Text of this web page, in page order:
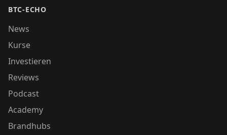
BTC-ECHO
News
Kurse
Investieren
Reviews
Podcast
Academy
Brandhubs